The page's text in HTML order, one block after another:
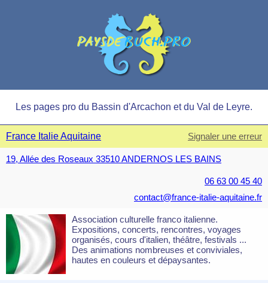
Les pages pro du Bassin d'Arcachon et du Val de Leyre.
France Italie Aquitaine Signaler une erreur
19, Allée des Roseaux 33510 ANDERNOS LES BAINS
06 63 00 45 40
contact@france-italie-aquitaine.fr
Association culturelle franco italienne.
Expositions, concerts, rencontres, voyages
organisés, cours d'italien, théâtre, festivals ...
Des animations nombreuses et conviviales,
hautes en couleurs et dépaysantes.